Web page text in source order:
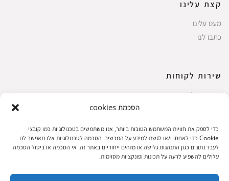
הסכמת cookies
כדי לספק את חוויות המשתמש הטובות ביותר, אנו משתמשים בטכנולוגיות כמו קובצי
Cookie כדי לאחסן ו/או לגשת למידע על המכשיר. הסכמה לטכנולוגיות אלו תאפשר לנו
לעבד נתונים כגון התנהגות גלישה או מזהים ייחודיים באתר זה. אי הסכמה או ביטול הסכמה
עלולים להשפיע לרעה על תכונות ופונקציות מסוימות.
קצת עלינו
מעט עלינו
כתבו לנו
שירות לקוחות
החשבון שלי
עגלת קניות
תקנון אתר